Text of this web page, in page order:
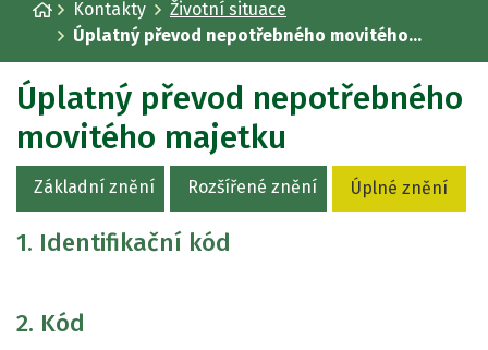
Úvodní stránka
Kontakty
Životní situace
Úplatný převod nepotřebného movitého...
Úplatný převod nepotřebného
movitého majetku
Základní znění Rozšířené znění Úplné znění
1. Identifikační kód
2. Kód